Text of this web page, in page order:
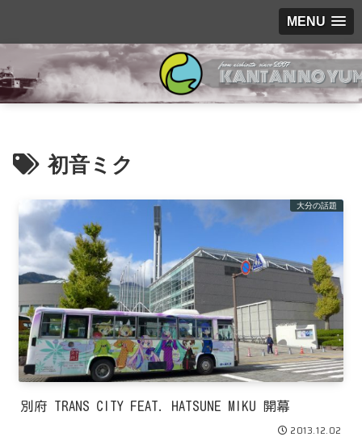
MENU
初音ミク
大分の話題
別府 TRANS CITY FEAT. HATSUNE MIKU 開幕
2013.12.02